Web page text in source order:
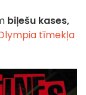
biļešu kases,
tīmekļa